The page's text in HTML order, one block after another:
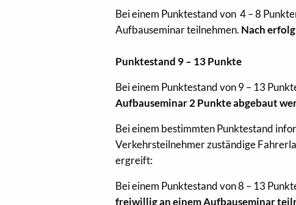
Bei einem Punktestand von 4 – 8
Aufbauseminar teilnehmen. Nach
Punktestand 9 – 13 Punkte
Bei einem Punktestand von 9 – 13
Aufbauseminar 2 Punkte abgebaut
Bei einem bestimmten Punktestand
Verkehrsteilnehmer zuständige
ergreift:
Bei einem Punktestand von 8 – 13
freiwillig an einem Aufbauseminar